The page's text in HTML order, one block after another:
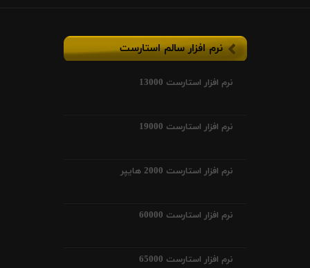
نرم افزار سالم استارست
نرم افزار استارست 13000
نرم افزار استارست 19000
نرم افزار استارست 2000 هایپر
نرم افزار استارست 60000
نرم افزار استارست 65000